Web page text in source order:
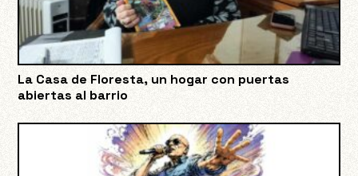
La Casa de Floresta, un hogar con puertas
abiertas al barrio